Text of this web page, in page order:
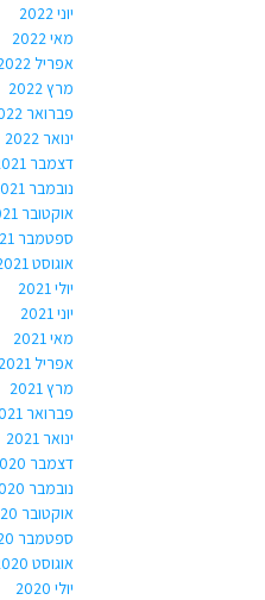
יוני 2022
מאי 2022
אפריל 2022
מרץ 2022
פברואר 2022
ינואר 2022
דצמבר 2021
נובמבר 2021
אוקטובר 2021
ספטמבר 2021
אוגוסט 2021
יולי 2021
יוני 2021
מאי 2021
אפריל 2021
מרץ 2021
פברואר 2021
ינואר 2021
דצמבר 2020
נובמבר 2020
אוקטובר 2020
ספטמבר 2020
אוגוסט 2020
יולי 2020